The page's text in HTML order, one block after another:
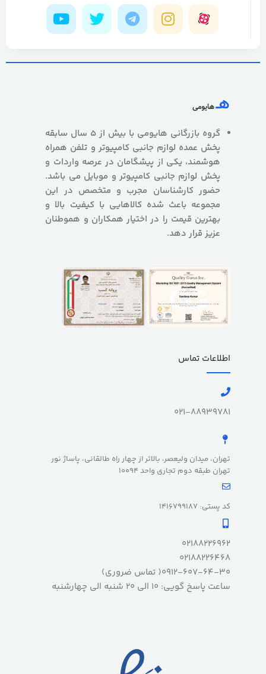
گروه بازرگانی هایومی با بیش از 5 سال سابقه
پخش عمده لوازم جانبی کامپیوتر و تلفن همراه
هوشمند، یکی از پیشگامان در عرصه واردات و
پخش لوازم جانبی کامپیوتر و موبایل می باشد.
حضور کارشناسان مجرب و متخصص در این
مجموعه باعث شده کالاهایی با کیفیت بالا و
بهترین قیمت را در اختیار همکاران و هموطنان
عزیز قرار دهد.
اطلاعات تماس
021-88939781
تهران، میدان ولیعصر، بالاتر از چهار راه طالقانی، پاساژ نور
تهران طبقه دوم تجاری واحد 10094
کد پستی: 1416799187
02188226962
02188226468
0912-607-64-30( تماس ضروری)
ساعت پاسخ گویی: 10 الی 20 شنبه الی چهارشنبه